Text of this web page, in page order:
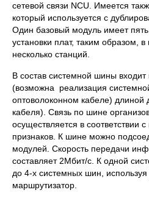
сетевой связи NCU. Имеется
который используется с
Один базовый модуль имеет
установки плат, таким образом,
несколько станций.
В состав системной шины входит
(возможна реализация
оптоволоконном кабеле) длиной
кабеля). Связь по шине
осуществляется в соответствии
признаков. К шине можно
модулей. Скорость передачи
составляет 2Мбит/с. К одной
до 4-х системных шин,
маршрутизатор.